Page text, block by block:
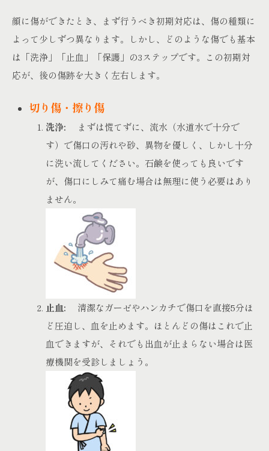
顔に傷ができたとき、まず行うべき初期対応は、傷の種類に
よって少しずつ異なります。しかし、どのような傷でも基本
は「洗浄」「止血」「保護」の3ステップです。この初期対
応が、後の傷跡を大きく左右します。
切り傷・擦り傷
洗浄: まずは慌てずに、流水（水道水で十分で
す）で傷口の汚れや砂、異物を優しく、しかし十分
に洗い流してください。石鹸を使っても良いです
が、傷口にしみて痛む場合は無理に使う必要はあり
ません。
止血: 清潔なガーゼやハンカチで傷口を直接5分ほ
ど圧迫し、血を止めます。ほとんどの傷はこれで止
血できますが、それでも出血が止まらない場合は医
療機関を受診しましょう。